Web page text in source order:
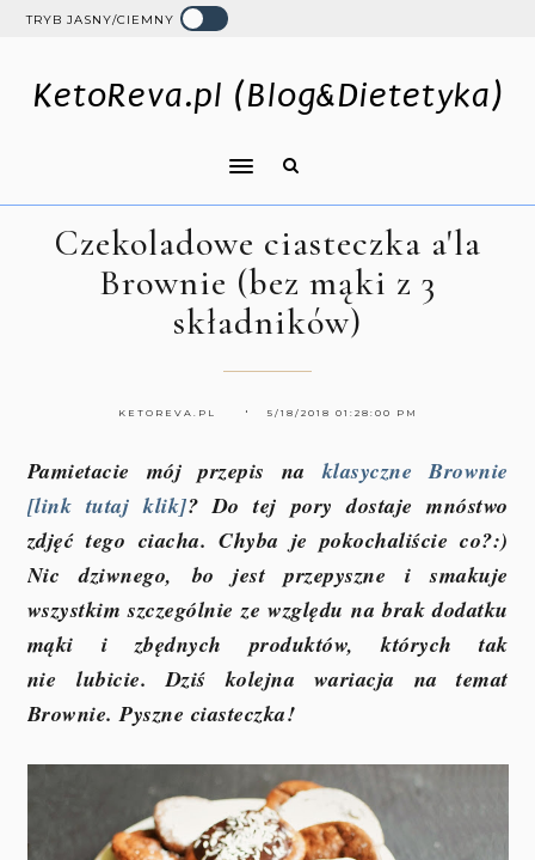
TRYB JASNY/CIEMNY
KetoReva.pl (Blog&Dietetyka)
Czekoladowe ciasteczka a'la
Brownie (bez mąki z 3
składników)
KETOREVA.PL 5/18/2018 01:28:00 PM
Pamietacie mój przepis naklasyczne Brownie
[link tutaj klik]? Do tej pory dostaje mnóstwo
zdjęć tego ciacha. Chyba je pokochaliście co?:)
Nic dziwnego, bo jest przepyszne i smakuje
wszystkim szczególnie ze względu na brak dodatku
mąki i zbędnych produktów, których tak
nielubicie. Dziś kolejna wariacja na temat
Brownie. Pyszne ciasteczka!